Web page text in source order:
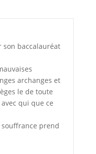
son baccalauréat
archanges et
le de toute
qui que ce
prend